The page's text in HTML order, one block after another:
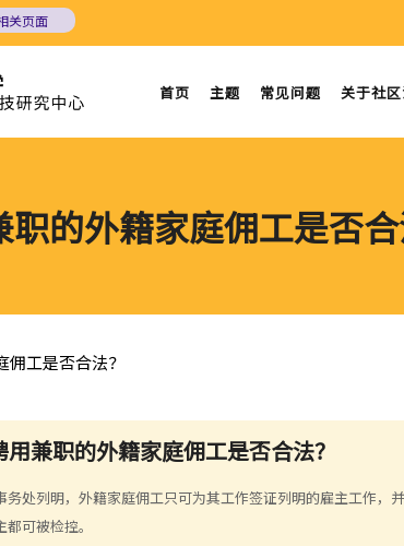
关页面
首页 主题 常见问题 关于社
的外籍家庭佣工是否合
佣工是否合法？
用兼职的外籍家庭佣工是否合法？
务处列明，外籍家庭佣工只可为其工作签证列明的雇主工作
都可被检控。